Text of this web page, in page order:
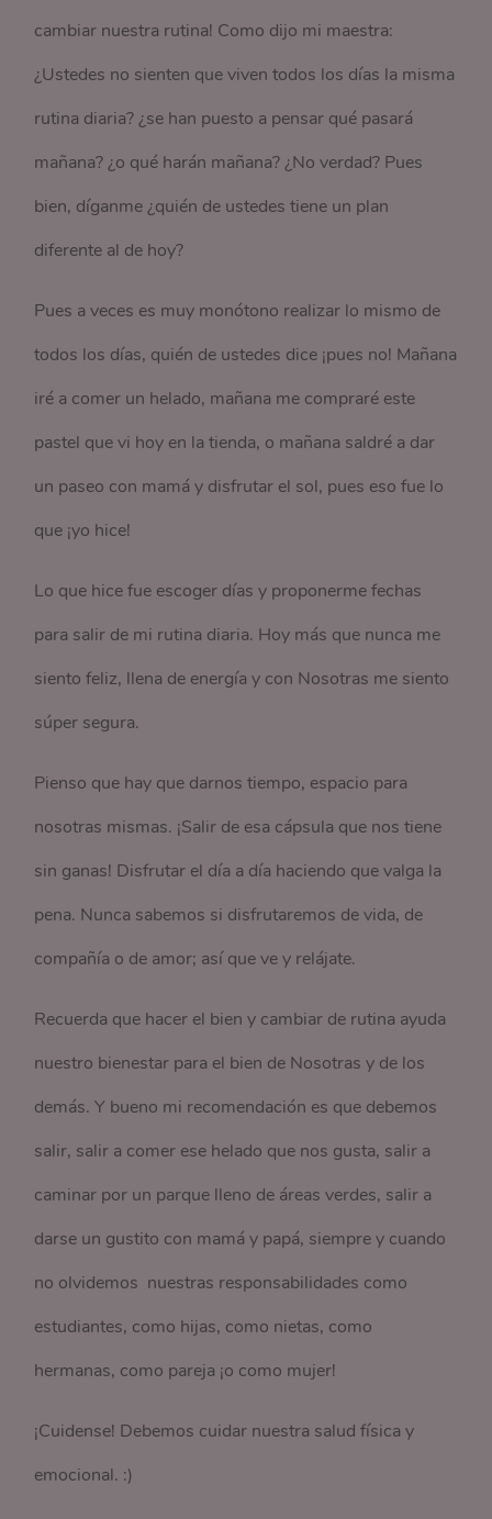
cambiar nuestra rutina! Como dijo mi maestra:
¿Ustedes no sienten que viven todos los días la misma
rutina diaria? ¿se han puesto a pensar qué pasará
mañana? ¿o qué harán mañana? ¿No verdad? Pues
bien, díganme ¿quién de ustedes tiene un plan
diferente al de hoy?
Pues a veces es muy monótono realizar lo mismo de
todos los días, quién de ustedes dice ¡pues no! Mañana
iré a comer un helado, mañana me compraré este
pastel que vi hoy en la tienda, o mañana saldré a dar
un paseo con mamá y disfrutar el sol, pues eso fue lo
que ¡yo hice!
Lo que hice fue escoger días y proponerme fechas
para salir de mi rutina diaria. Hoy más que nunca me
siento feliz, llena de energía y con Nosotras me siento
súper segura.
Pienso que hay que darnos tiempo, espacio para
nosotras mismas. ¡Salir de esa cápsula que nos tiene
sin ganas! Disfrutar el día a día haciendo que valga la
pena. Nunca sabemos si disfrutaremos de vida, de
compañía o de amor; así que ve y relájate.
Recuerda que hacer el bien y cambiar de rutina ayuda
nuestro bienestar para el bien de Nosotras y de los
demás. Y bueno mi recomendación es que debemos
salir, salir a comer ese helado que nos gusta, salir a
caminar por un parque lleno de áreas verdes, salir a
darse un gustito con mamá y papá, siempre y cuando
no olvidemos nuestras responsabilidades como
estudiantes, como hijas, como nietas, como
hermanas, como pareja ¡o como mujer!
¡Cuidense! Debemos cuidar nuestra salud física y
emocional. :)